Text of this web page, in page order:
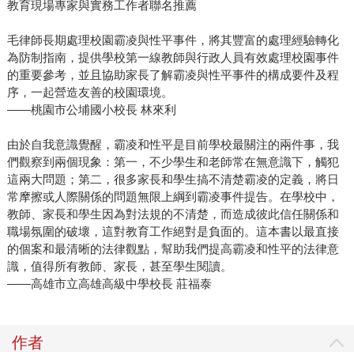
教育現場專家與實務工作者聯名推薦
毛律師長期處理校園霸凌與性平事件，將其豐富的處理經驗轉化
為防制指南，提供學校第一線教師與行政人員有效處理校園事件
的重要參考，並且協助家長了解霸凌與性平事件的構成要件及程
序，一起營造友善的校園環境。
——桃園市公埔國小校長 林來利
由於自我意識覺醒，霸凌和性平是目前學校最關注的兩件事，我
們觀察到兩個現象：第一，不少學生和老師常在無意識下，觸犯
這兩大問題；第二，很多家長和學生搞不清楚霸凌的定義，將日
常摩擦或人際關係的問題無限上綱到霸凌事件提告。在學校中，
教師、家長和學生因為對法規的不清楚，而造成彼此信任關係和
職場氛圍的破壞，這對教育工作絕對是負面的。這本書以最直接
的個案和最清晰的法律觀點，幫助我們提高霸凌和性平的法律意
識，值得所有教師、家長，甚至學生閱讀。
——高雄市立高雄高級中學校長 莊福泰
作者